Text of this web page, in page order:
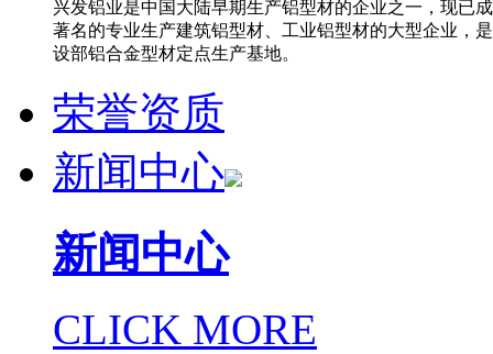
兴发铝业是中国大陆早期生产铝型材的企业之一，现已
著名的专业生产建筑铝型材、工业铝型材的大型企业，
设部铝合金型材定点生产基地。
荣誉资质
新闻中心
新闻中心
CLICK MORE